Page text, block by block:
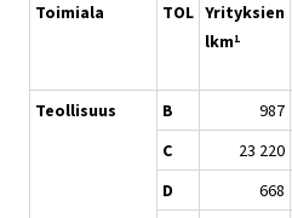
Toimiala TOL Yrityksien
lkm1
Teollisuus B 987
C
23 220
D
668